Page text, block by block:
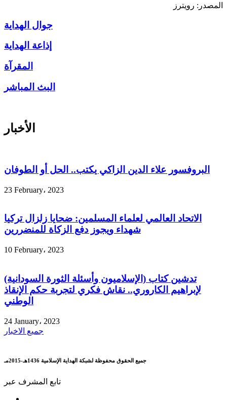
المصدر: رويترز
جوال الهداية
إذاعة الهداية
المقرآة
البث المباشر
الأخبار
البروفسور علاء الدين الزاكي يكتب.. الحل أو الطوفان
23 February، 2023
الاتحاد العالمي لعلماء المسلمين: ضحايا زلزال تركيا
شهداء ويجوز دفع الزكاة للمنضررين
10 February، 2023
تدشين كتاب (الإسلاميون وأسئلة الثورة السودانية)
لإبراهيم الكاروري.. نقاش فكري لتجربة حكم الإنقاذ
الوطني
24 January، 2023
جميع الاخبار
جميع الحقوق محفوظة لشبكة الهداية الإسلامية 1436هـ-2015مـ
تابع المشرف عبر